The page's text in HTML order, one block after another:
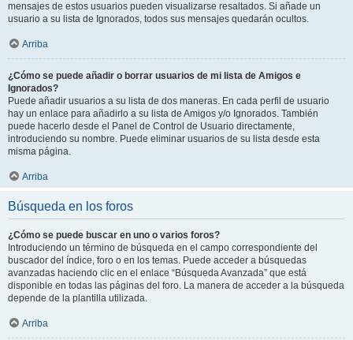
mensajes de estos usuarios pueden visualizarse resaltados. Si añade un
usuario a su lista de Ignorados, todos sus mensajes quedarán ocultos.
Arriba
¿Cómo se puede añadir o borrar usuarios de mi lista de Amigos e
Ignorados?
Puede añadir usuarios a su lista de dos maneras. En cada perfil de usuario
hay un enlace para añadirlo a su lista de Amigos y/o Ignorados. También
puede hacerlo desde el Panel de Control de Usuario directamente,
introduciendo su nombre. Puede eliminar usuarios de su lista desde esta
misma página.
Arriba
Búsqueda en los foros
¿Cómo se puede buscar en uno o varios foros?
Introduciendo un término de búsqueda en el campo correspondiente del
buscador del índice, foro o en los temas. Puede acceder a búsquedas
avanzadas haciendo clic en el enlace “Búsqueda Avanzada” que está
disponible en todas las páginas del foro. La manera de acceder a la búsqueda
depende de la plantilla utilizada.
Arriba